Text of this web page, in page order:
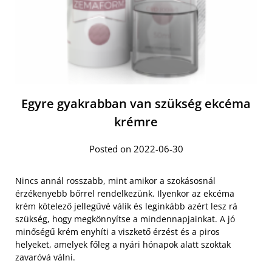
Egyre gyakrabban van szükség ekcéma
krémre
Posted on 2022-06-30
Nincs annál rosszabb, mint amikor a szokásosnál
érzékenyebb bőrrel rendelkezünk. Ilyenkor az ekcéma
krém kötelező jellegűvé válik és leginkább azért lesz rá
szükség, hogy megkönnyítse a mindennapjainkat. A jó
minőségű krém enyhíti a viszkető érzést és a piros
helyeket, amelyek főleg a nyári hónapok alatt szoktak
zavaróvá válni.